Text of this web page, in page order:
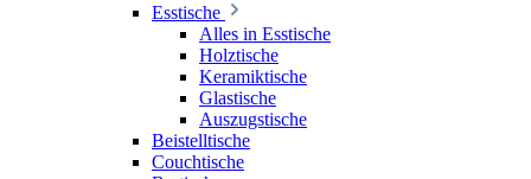
Esstische
Alles in Esstische
Holztische
Keramiktische
Glastische
Auszugstische
Beistelltische
Couchtische